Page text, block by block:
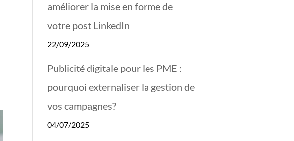
améliorer la mise en forme de
votre post LinkedIn
22/09/2025
Publicité digitale pour les PME :
pourquoi externaliser la gestion de
vos campagnes?
04/07/2025